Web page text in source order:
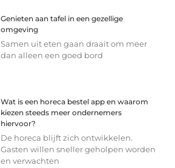
Genieten aan tafel in een gezellige
omgeving
Samen uit eten gaan draait om meer
dan alleen een goed bord
Wat is een horeca bestel app en waarom
kiezen steeds meer ondernemers
hiervoor?
De horeca blijft zich ontwikkelen.
Gasten willen sneller geholpen worden
en verwachten